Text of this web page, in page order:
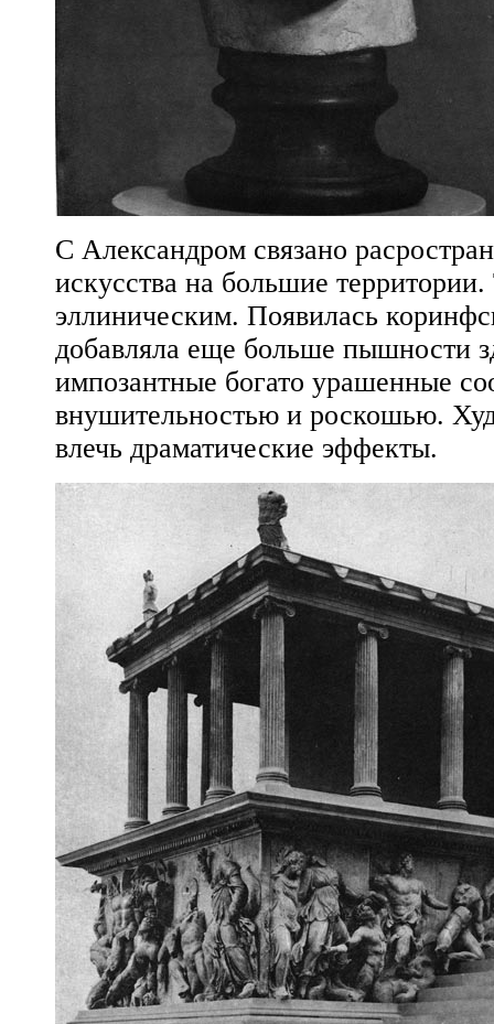
С Александром связано
искусства на большие
эллиническим. Появилась
добавляла еще больше пышности
импозантные богато урашенные
внушительностью и роскошью.
влечь драматические эффекты.